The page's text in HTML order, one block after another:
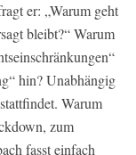
er: „Warum geht
bleibt?“ Warum
hin? Unabhängig
Warum
zum
fasst einfach